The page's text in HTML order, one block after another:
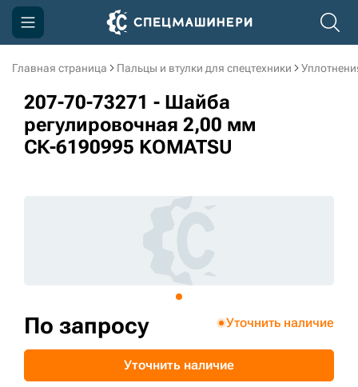
Главная страница Пальцы и втулки для спецтехники
207-70-73271 - Шайба
регулировочная 2,00 мм
СК-6190995 KOMATSU
По запросу Уточнить наличие
Уточнить наличие
Компания
Акции
Доставка и оплата
sksale@skdst.ru
+7 (499) 394-50-93